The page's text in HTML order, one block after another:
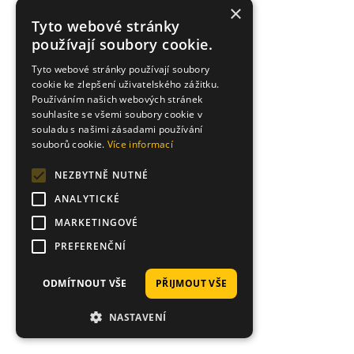
×
Tyto webové stránky
používají soubory cookie.
Tyto webové stránky používají soubory
cookie ke zlepšení uživatelského zážitku.
Používáním našich webových stránek
souhlasíte se všemi soubory cookie v
souladu s našimi zásadami používání
souborů cookie. Více informací
NEZBYTNĚ NUTNÉ
ANALYTICKÉ
MARKETINGOVÉ
PREFERENČNÍ
PŘIJMOUT VŠE
ODMÍTNOUT VŠE
NASTAVENÍ